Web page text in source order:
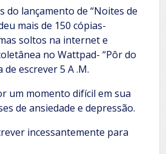
do lançamento de “Noites de
mais de 150 cópias-
soltos na internet e
no Wattpad- “Pôr do
de escrever 5 A .M.
um momento difícil em sua
de ansiedade e depressão.
incessantemente para